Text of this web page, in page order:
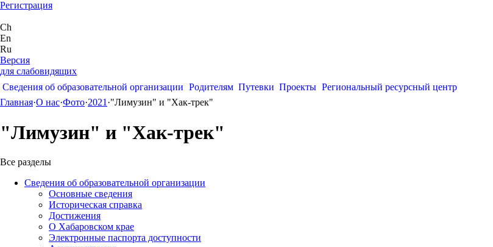
Регистрация
Ch
En
Ru
Версия
для слабовидящих
Сведения об образовательной организации Родителям Путевки Проекты Региональный ресурсный центр
Главная·О нас·Фото·2021 ·"Лимузин" и "Хак-трек"
"Лимузин" и "Хак-трек"
Все разделы
Сведения об образовательной организации
Основные сведения
Историческая справка
Достижения
О Хабаровском крае
Электронные паспорта доступности